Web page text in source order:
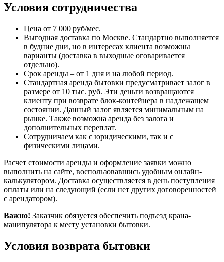
Условия сотрудничества
Цена от 7 000 руб/мес.
Выгодная доставка по Москве. Стандартно выполняется
в будние дни, но в интересах клиента возможны
варианты (доставка в выходные оговаривается
отдельно).
Срок аренды – от 1 дня и на любой период.
Стандартная аренда бытовки предусматривает залог в
размере от 10 тыс. руб. Эти деньги возвращаются
клиенту при возврате блок-контейнера в надлежащем
состоянии. Данный залог является минимальным на
рынке. Также возможна аренда без залога и
дополнительных переплат.
Сотрудничаем как с юридическими, так и с
физическими лицами.
Расчет стоимости аренды и оформление заявки можно
выполнить на сайте, воспользовавшись удобным онлайн-
калькулятором. Доставка осуществляется в день поступления
оплаты или на следующий (если нет других договоренностей
с арендатором).
Важно! Заказчик обязуется обеспечить подъезд крана-
манипулятора к месту установки бытовки.
Условия возврата бытовки